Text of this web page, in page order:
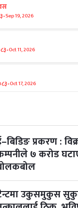
-Sep 19, 2026
-Oct 11, 2026
-Oct 17, 2026
-Oct 20, 2026
प्रकरण :
७ करोड
उकुसमुकुस